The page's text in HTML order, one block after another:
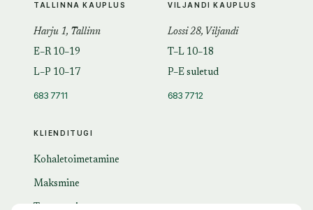
KLIENDITUGI
Kohaletoimetamine
Maksmine
TALLINNA KAUPLUS
Harju 1, Tallinn
E–R 10–19
L–P 10–17
683 7711
VILJANDI KAUPLUS
Lossi 28, Viljandi
T–L 10–18
P–E suletud
683 7712